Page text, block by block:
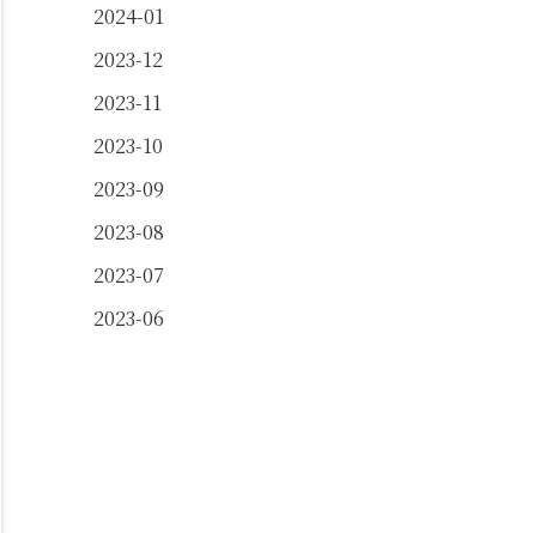
2024-01
2023-12
2023-11
2023-10
2023-09
2023-08
2023-07
2023-06